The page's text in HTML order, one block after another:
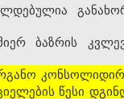
ბაზრის
წესი